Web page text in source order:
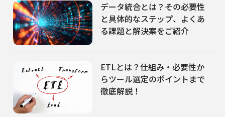
データ統合とは？その必要性
と具体的なステップ、よくあ
る課題と解決案をご紹介
ETLとは？仕組み・必要性か
らツール選定のポイントまで
徹底解説！